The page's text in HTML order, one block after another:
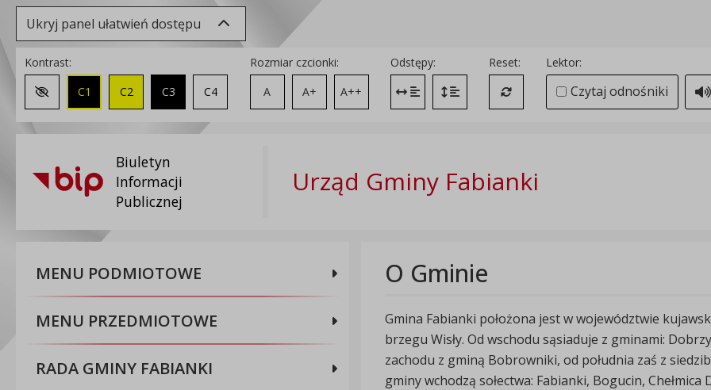
Ukryj panel ułatwień dostępu
Kontrast:
Zmień kontrast na domyślny
C1 C2 C3 C4
Rozmiar czcionki:
A
A+ A++
Odstępy:
Zmień odstęp między literami
Zmień interlinię i margines między paragrafami
Reset:
Przywróć ustawienia domyślne
Lektor:
Czytaj odnośniki
Biuletyn
Informacji
Publicznej
Urząd Gminy Fabianki
MENU PODMIOTOWE
MENU PRZEDMIOTOWE
RADA GMINY FABIANKI
O Gminie
Gmina Fabianki położona jest w województwie
brzegu Wisły. Od wschodu sąsiaduje z gminami:
zachodu z gminą Bobrowniki, od południa zaś z
gminy wchodzą sołectwa: Fabianki, Bogucin, Chełmica